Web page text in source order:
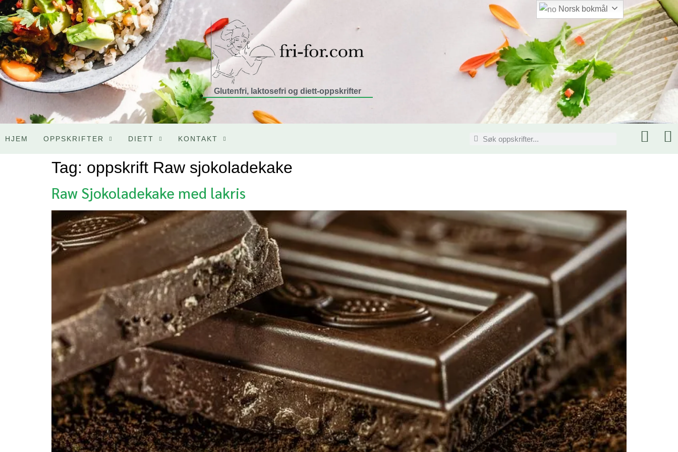
Glutenfri, laktosefri og diett-oppskrifter
HJEM OPPSKRIFTER DIETT KONTAKT
Tag: oppskrift Raw sjokoladekake
Raw Sjokoladekake med lakris
Norsk bokmål